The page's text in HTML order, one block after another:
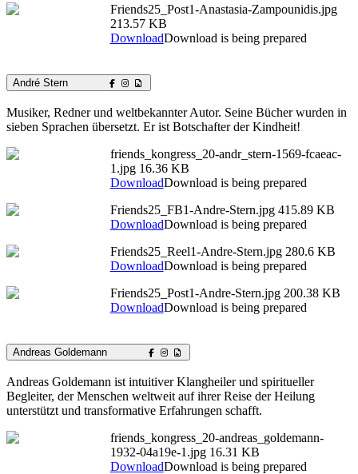
Friends25_Post1-Anastasia-Zampounidis.jpg
213.57 KB
DownloadDownload is being prepared
André Stern
Musiker, Redner und weltbekannter Autor. Seine Bücher wurden in
sieben Sprachen übersetzt. Er ist Botschafter der Kindheit!
friends_kongress_20-andr_stern-1569-fcaeac-
1.jpg 16.36 KB
DownloadDownload is being prepared
Friends25_FB1-Andre-Stern.jpg 415.89 KB
DownloadDownload is being prepared
Friends25_Reel1-Andre-Stern.jpg 280.6 KB
DownloadDownload is being prepared
Friends25_Post1-Andre-Stern.jpg 200.38 KB
DownloadDownload is being prepared
Andreas Goldemann
Andreas Goldemann ist intuitiver Klangheiler und spiritueller
Begleiter, der Menschen weltweit auf ihrer Reise der Heilung
unterstützt und transformative Erfahrungen schafft.
friends_kongress_20-andreas_goldemann-
1932-04a19e-1.jpg 16.31 KB
DownloadDownload is being prepared